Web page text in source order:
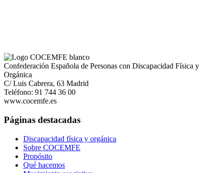
Confederación Española de Personas con Discapacidad Física y
Orgánica
C/ Luis Cabrera, 63 Madrid
Teléfono: 91 744 36 00
www.cocemfe.es
Páginas destacadas
Discapacidad física y orgánica
Sobre COCEMFE
Propósito
Qué hacemos